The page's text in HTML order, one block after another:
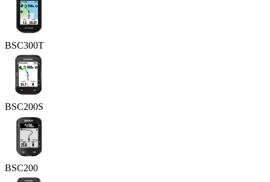
BSC300T
BSC200S
BSC200